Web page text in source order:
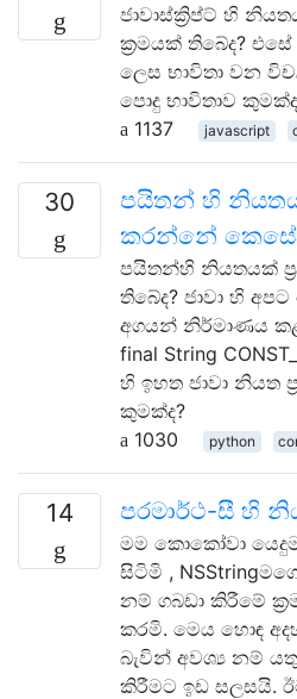
ජාවාස්ක්‍රිප්ට් හි
ක්‍රමයක් තිබේද?
ලෙස භාවිතා වන
පොදු භාවිතාව
1137
javascript
30
පයිතන් හි
කරන්නේ
පයිතන්හි නියතයක්
තිබේද? ජාවා හි
අගයන් නිර්මාණය
final String
හි ඉහත ජාවා නියත
කුමක්ද?
1030
python
14 පරමාර්ථ-සී හි
මම කොකෝවා
සිටිමි ,
නම් ගබඩා කිරීමේ
කරමි. මෙය හොඳ
බැවින් අවශ්‍ය නම්
කිරීමට ඉඩ සලසයි.